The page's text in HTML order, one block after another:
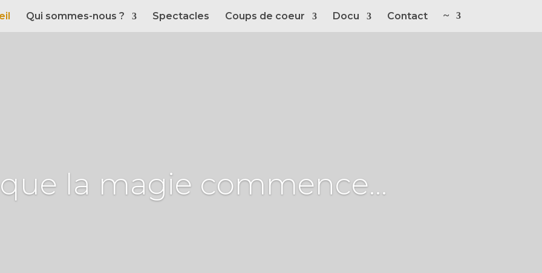
Qui sommes-nous ? Spectacles Coups de coeur Docu Contact ~
la magie commence...